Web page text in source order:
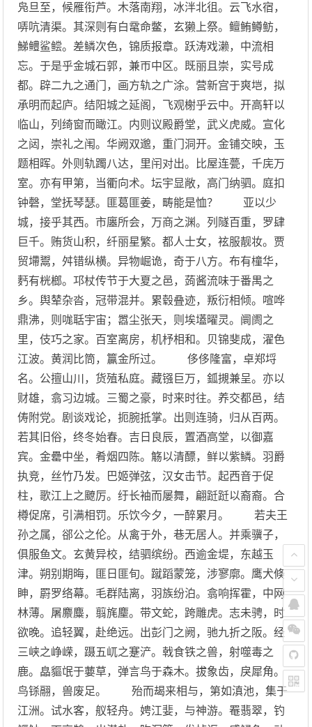
凫旦至，候雁衔芦。木落南翔，冰泮北徂。云飞水宿，
哢吭清渠。其深则有白鼋命鳖，玄獭上祭。鳣鲔鳟鲂，
鮷鳢鲨鲿。差鳞次色，锦质报章。跃涛戏濑，中流相
忘。于是乎金城石郭，兼帀中区。既丽且崇，实号成
都。辟二九之通门，画方轨之广涂。营新宫于爽垲，拟
承明而起庐。结阳城之延阁，飞观榭乎云中。开高轩以
临山，列绮窗而瞰江。内则议殿爵堂，武义虎威。宣化
之闼，崇礼之闱。华阙双邈，重门洞开。金铺交映，玉
题相晖。外则轨躅八达，里闬对出。比屋连甍，千庑万
室。亦有甲第，当衢向术。坛宇显敞，高门纳驷。庭扣
钟磬，堂抚琴瑟。匪葛匪姜，畴能是恤？ 亚以少
城，接乎其西。市廛所会，万商之渊。列隧百重，罗肆
巨千。贿货山积，纤丽星繁。都人士女，袨服靓妆。贾
贸墆鬻，舛错纵横。异物崛诡，奇于八方。布有橦华，
麫有桄榔。邛杖传节于大夏之邑，蒟酱流味于番禺之
乡。舆辇杂沓，冠带混并。累毂叠迹，叛衍相倾。喧哗
鼎沸，则哤聒宇宙；嚣尘张天，则埃壒曜灵。阛阓之
里，伎巧之家。百室离房，机杼相和。贝锦斐成，濯色
江波。黄润比筒，籯金所过。 侈侈隆富，卓郑埒
名。公擅山川，货殖私庭。藏镪巨万，鈲摫兼呈。亦以
财雄，翕习边城。三蜀之豪，时来时往。养交都邑，结
俦附党。剧谈戏论，扼腕抵掌。出则连骑，归从百两。
若其旧俗，终冬始春。吉日良辰，置酒高堂，以御嘉
宾。金罍中坐，肴烟四陈。觞以清醥，鲜以紫鳞。羽爵
执竞，丝竹乃发。巴姬弹弦，汉女击节。起西音于促
柱，歌江上之飉厉。纡长袖而屡舞，翩跹跹以裔裔。合
樽促席，引满相罚。乐饮今夕，一醉累月。 若夫王
孙之属，郤公之伦。从禽于外，巷无居人。并乘骥子，
俱服鱼文。玄黄异校，结驷缤纷。西逾金堤，东越玉
津。朔别期晦，匪日匪旬。蹴蹈蒙笼，涉寥廓。鹰犬倏
眒，罻罗络幕。毛群陆离，羽族纷泊。翕响挥霍，中网
林薄。屠麖麋，翦旄麈。带文蛇，跨雕虎。志未骋，时
欲晚。追轻翼，赴绝远。出彭门之阙，驰九折之阪。经
三峡之峥嵘，蹑五屼之蹇浐。戟食铁之兽，射噬毒之
鹿。皛貙氓于葽草，弹言鸟于森木。拔象齿，戾犀角。
鸟铩翮，兽废足。 殆而朅来相与，第如滇池，集于
江洲。试水客，舣轻舟。娉江婓，与神游。罨翡翠，钓